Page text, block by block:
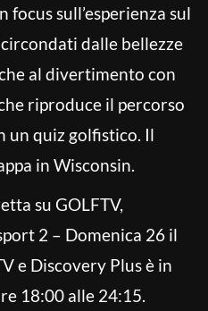
focus sull’esperienza sul
dalle bellezze
al divertimento con
riproduce il percorso
un quiz golfistico. Il
in Wisconsin.
su GOLFTV,
2 – Domenica 26 il
e Discovery Plus è in
18:00 alle 24:15.